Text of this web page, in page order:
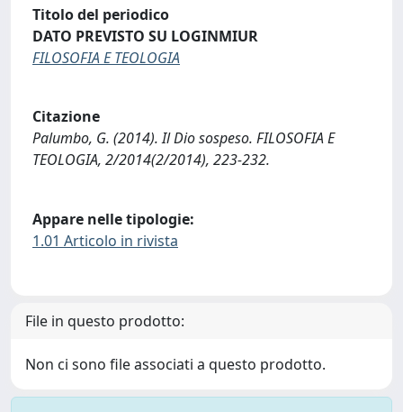
Titolo del periodico
DATO PREVISTO SU LOGINMIUR
FILOSOFIA E TEOLOGIA
Citazione
Palumbo, G. (2014). Il Dio sospeso. FILOSOFIA E
TEOLOGIA, 2/2014(2/2014), 223-232.
Appare nelle tipologie:
1.01 Articolo in rivista
File in questo prodotto:
Non ci sono file associati a questo prodotto.